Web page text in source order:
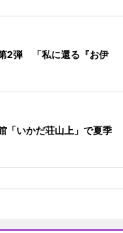
2弾 「私に還る『お伊
「いかだ荘山上」で夏季